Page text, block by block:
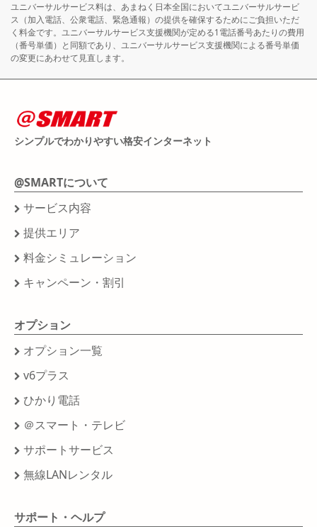
ユニバーサルサービス料は、あまねく日本全国においてユニバーサルサービ
ス（加入電話、公衆電話、緊急通報）の提供を確保するためにご負担いただ
く料金です。ユニバーサルサービス支援機関が定める1電話番号あたりの費用
（番号単価）と同額であり、ユニバーサルサービス支援機関による番号単価
の変更にあわせて見直します。
シンプルでわかりやすい格安インターネット
@SMARTについて
サービス内容
提供エリア
料金シミュレーション
キャンペーン・割引
オプション
オプション一覧
v6プラス
ひかり電話
＠スマート・テレビ
サポートサービス
無線LANレンタル
サポート・ヘルプ